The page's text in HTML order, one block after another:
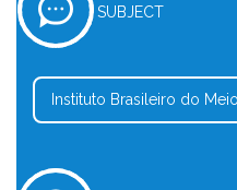
SUBJECT
Instituto Brasileiro do Meio